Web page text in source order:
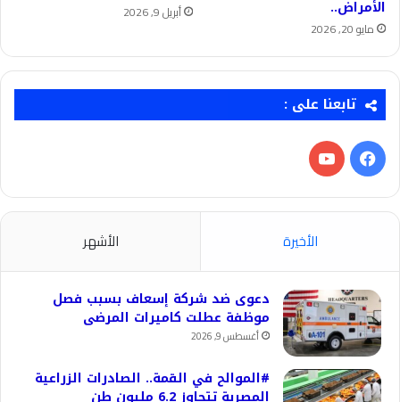
الأمراض..
مايو 20, 2026
أبريل 9, 2026
تابعنا على :
فيسبوك‫YouTube
الأخيرة الأشهر
دعوى ضد شركة إسعاف بسبب فصل
موظفة عطلت كاميرات المرضى
أغسطس 9, 2026
#الموالح في القمة.. الصادرات الزراعية